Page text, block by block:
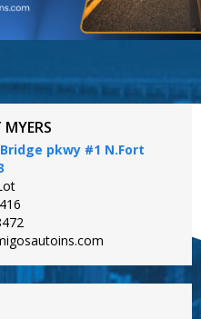
pkwy #1 N.Fort